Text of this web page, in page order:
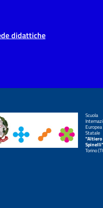
didattiche
Scuola
Europea
Statale
"Altiero
Torino